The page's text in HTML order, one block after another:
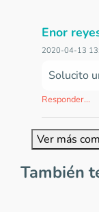
Enor
2020-04-13
Solucito
Responder...
Ver más
También